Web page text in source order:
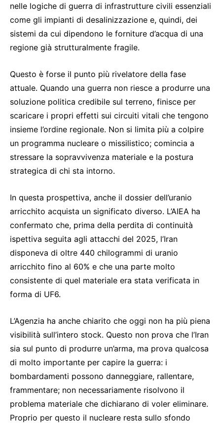
nelle logiche di guerra di infrastrutture civili essenziali
come gli impianti di desalinizzazione e, quindi, dei
sistemi da cui dipendono le forniture d’acqua di una
regione già strutturalmente fragile.
Questo è forse il punto più rivelatore della fase
attuale. Quando una guerra non riesce a produrre una
soluzione politica credibile sul terreno, finisce per
scaricare i propri effetti sui circuiti vitali che tengono
insieme l’ordine regionale. Non si limita più a colpire
un programma nucleare o missilistico; comincia a
stressare la sopravvivenza materiale e la postura
strategica di chi sta intorno.
In questa prospettiva, anche il dossier dell’uranio
arricchito acquista un significato diverso. L’AIEA ha
confermato che, prima della perdita di continuità
ispettiva seguita agli attacchi del 2025, l’Iran
disponeva di oltre 440 chilogrammi di uranio
arricchito fino al 60% e che una parte molto
consistente di quel materiale era stata verificata in
forma di UF6.
L’Agenzia ha anche chiarito che oggi non ha più piena
visibilità sull’intero stock. Questo non prova che l’Iran
sia sul punto di produrre un’arma, ma prova qualcosa
di molto importante per capire la guerra: i
bombardamenti possono danneggiare, rallentare,
frammentare; non necessariamente risolvono il
problema materiale che dichiarano di voler eliminare.
Proprio per questo il nucleare resta sullo sfondo